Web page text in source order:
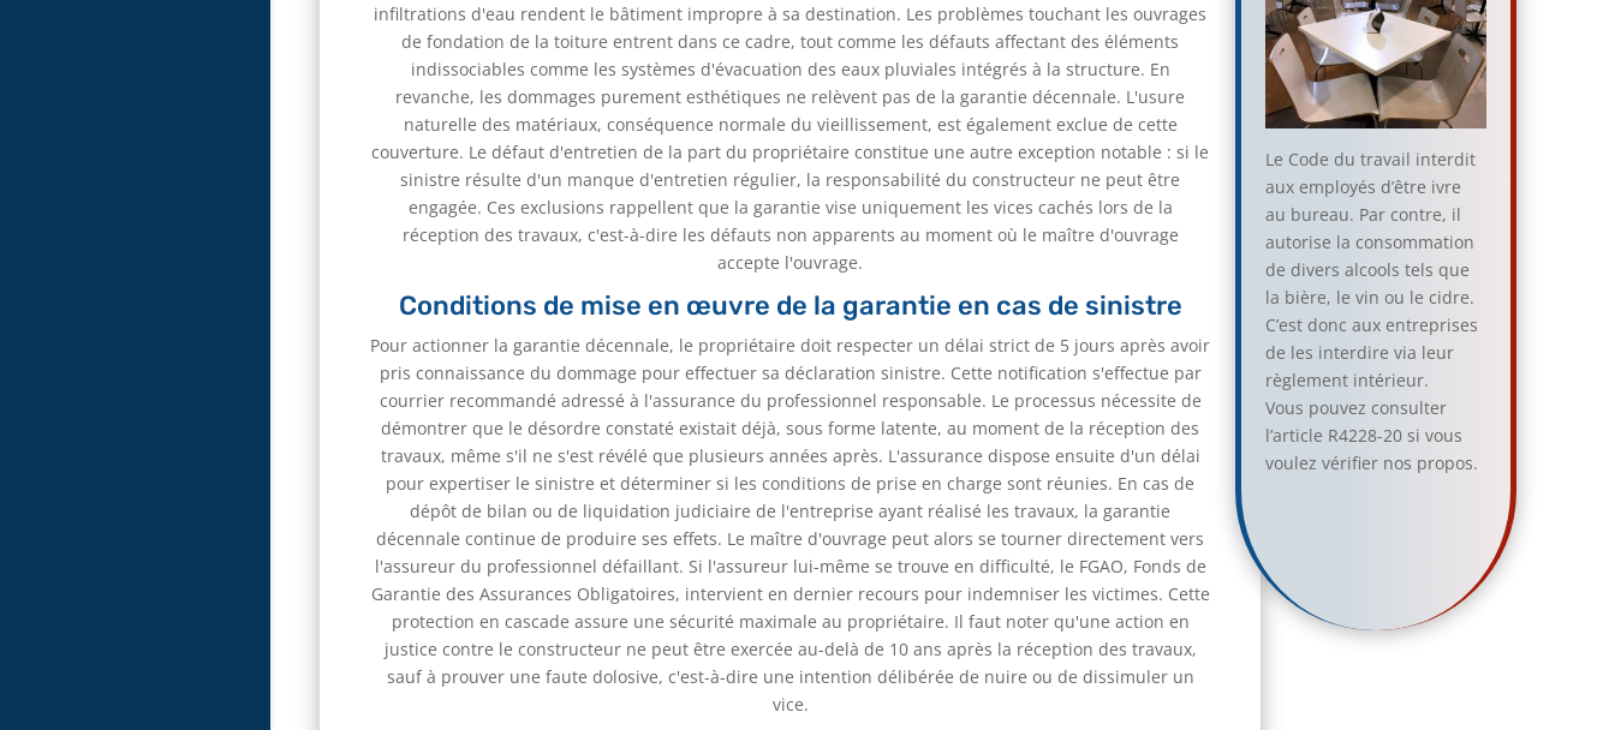
infiltrations d'eau rendent le bâtiment impropre à sa destination. Les problèmes touchant les ouvrages
de fondation de la toiture entrent dans ce cadre, tout comme les défauts affectant des éléments
indissociables comme les systèmes d'évacuation des eaux pluviales intégrés à la structure. En
revanche, les dommages purement esthétiques ne relèvent pas de la garantie décennale. L'usure
naturelle des matériaux, conséquence normale du vieillissement, est également exclue de cette
couverture. Le défaut d'entretien de la part du propriétaire constitue une autre exception notable : si le
sinistre résulte d'un manque d'entretien régulier, la responsabilité du constructeur ne peut être
engagée. Ces exclusions rappellent que la garantie vise uniquement les vices cachés lors de la
réception des travaux, c'est-à-dire les défauts non apparents au moment où le maître d'ouvrage
accepte l'ouvrage.
Conditions de mise en œuvre de la garantie en cas de sinistre
Pour actionner la garantie décennale, le propriétaire doit respecter un délai strict de 5 jours après avoir
pris connaissance du dommage pour effectuer sa déclaration sinistre. Cette notification s'effectue par
courrier recommandé adressé à l'assurance du professionnel responsable. Le processus nécessite de
démontrer que le désordre constaté existait déjà, sous forme latente, au moment de la réception des
travaux, même s'il ne s'est révélé que plusieurs années après. L'assurance dispose ensuite d'un délai
pour expertiser le sinistre et déterminer si les conditions de prise en charge sont réunies. En cas de
dépôt de bilan ou de liquidation judiciaire de l'entreprise ayant réalisé les travaux, la garantie
décennale continue de produire ses effets. Le maître d'ouvrage peut alors se tourner directement vers
l'assureur du professionnel défaillant. Si l'assureur lui-même se trouve en difficulté, le FGAO, Fonds de
Garantie des Assurances Obligatoires, intervient en dernier recours pour indemniser les victimes. Cette
protection en cascade assure une sécurité maximale au propriétaire. Il faut noter qu'une action en
justice contre le constructeur ne peut être exercée au-delà de 10 ans après la réception des travaux,
sauf à prouver une faute dolosive, c'est-à-dire une intention délibérée de nuire ou de dissimuler un
vice.
Le Code du travail interdit
aux employés d’être ivre
au bureau. Par contre, il
autorise la consommation
de divers alcools tels que
la bière, le vin ou le cidre.
C’est donc aux entreprises
de les interdire via leur
règlement intérieur.
Vous pouvez consulter
l’article R4228-20 si vous
voulez vérifier nos propos.